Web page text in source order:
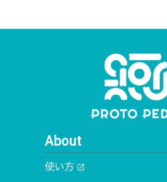
About
使い方 open_in_new